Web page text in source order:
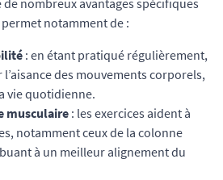
notamment de :
: en étant pratiqué régulièrement,
des mouvements corporels,
vie quotidienne.
musculaire : les exercices aident à
notamment ceux de la colonne
à un meilleur alignement du